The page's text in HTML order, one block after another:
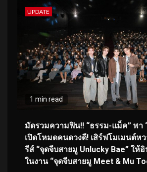
UPDATE
1 min read
มัดรวมความฟิน!! “ธรรม-แม็ค” พา
เปิดโหมดคนดวงดี! เสิร์ฟโมเมนต์ห
รีส์ “จุดจีบสายมู Unlucky Bae” ใ
ในงาน “จุดจีบสายมู Meet & Mu